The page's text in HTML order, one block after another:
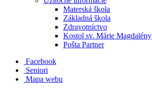
Materská škola
Základná škola
Zdravotníctvo
Kostol sv. Márie Magdalény
Pošta Partner
Facebook
Seniori
Mapa webu